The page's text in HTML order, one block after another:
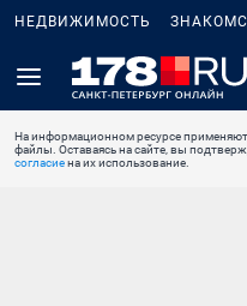
НЕДВИЖИМОСТЬ
На информационном ресурсе
файлы. Оставаясь на сайте, вы
согласиена их использование.